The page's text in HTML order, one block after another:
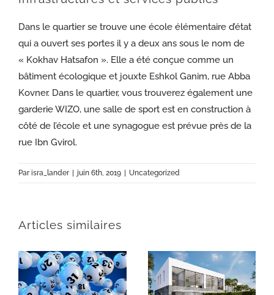
Dans le quartier se trouve une école élémentaire d’état
qui a ouvert ses portes il y a deux ans sous le nom de
« Kokhav Hatsafon ». Elle a été conçue comme un
bâtiment écologique et jouxte Eshkol Ganim, rue Abba
Kovner. Dans le quartier, vous trouverez également une
garderie WIZO, une salle de sport est en construction à
côté de l’école et une synagogue est prévue près de la
rue Ibn Gvirol.
Parisra_lander juin 6th, 2019 Uncategorized
Articles similaires